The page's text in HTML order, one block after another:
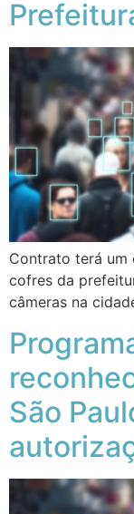
Contrato terá um
cofres da
câmeras na
São